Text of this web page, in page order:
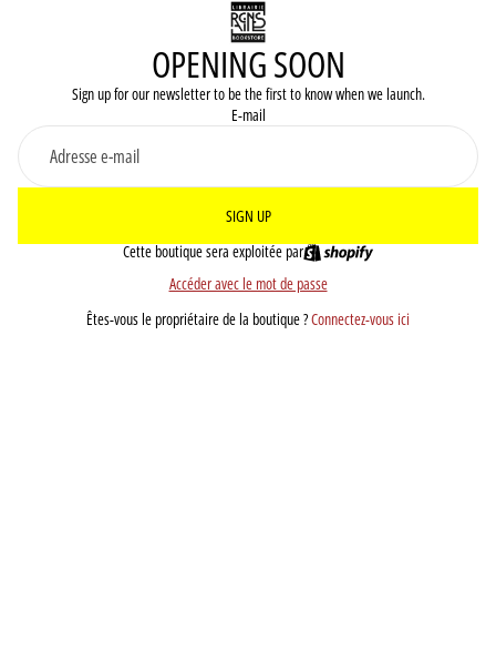
OPENING SOON
Sign up for our newsletter to be the first to know when we launch.
E-mail
SIGN UP
Cette boutique sera exploitée par
Accéder avec le mot de passe
Êtes-vous le propriétaire de la boutique ?Connectez-vous ici